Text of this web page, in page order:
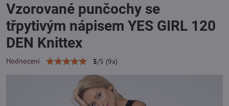
Vzorované punčochy se
třpytivým nápisem YES GIRL 120
DEN Knittex
Hodnocení 5/5 (9x)